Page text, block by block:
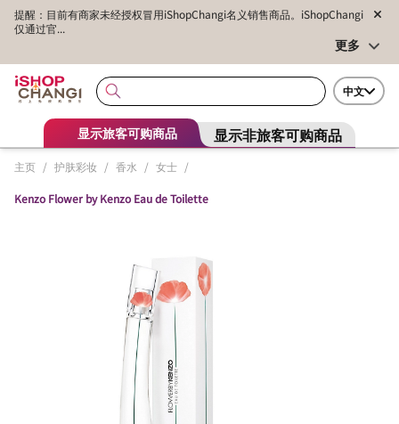
提醒：目前有商家未经授权冒用iShopChangi名义销售商品。iShopChangi
仅通过官...
更多
中文
显示旅客可购商品 显示非旅客可购商品
主页 / 护肤彩妆 / 香水 / 女士 /
Kenzo Flower by Kenzo Eau de Toilette